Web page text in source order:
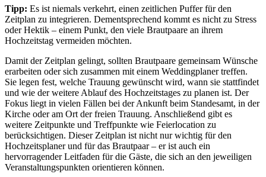
Tipp: Es ist niemals verkehrt, einen zeitlichen Puffer für den
Zeitplan zu integrieren. Dementsprechend kommt es nicht zu Stress
oder Hektik – einem Punkt, den viele Brautpaare an ihrem
Hochzeitstag vermeiden möchten.
Damit der Zeitplan gelingt, sollten Brautpaare gemeinsam Wünsche
erarbeiten oder sich zusammen mit einem Weddingplaner treffen.
Sie legen fest, welche Trauung gewünscht wird, wann sie stattfindet
und wie der weitere Ablauf des Hochzeitstages zu planen ist. Der
Fokus liegt in vielen Fällen bei der Ankunft beim Standesamt, in der
Kirche oder am Ort der freien Trauung. Anschließend gibt es
weitere Zeitpunkte und Treffpunkte wie Feierlocation zu
berücksichtigen. Dieser Zeitplan ist nicht nur wichtig für den
Hochzeitsplaner und für das Brautpaar – er ist auch ein
hervorragender Leitfaden für die Gäste, die sich an den jeweiligen
Veranstaltungspunkten orientieren können.